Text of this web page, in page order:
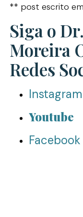
** post escrito
Siga o
Moreira
Redes
Instagram
Youtube
Facebook